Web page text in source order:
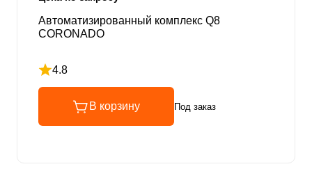
Автоматизированный комплекс Q8
CORONADO
4.8
Рейтинг 4.8 из 5
В корзину Под заказ